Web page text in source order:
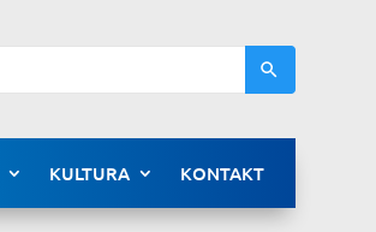
KULTURA KONTAKT